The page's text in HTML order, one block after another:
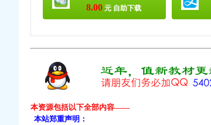
8.00 元 自助下载
本资源包括以下全部内容——
本站郑重声明：